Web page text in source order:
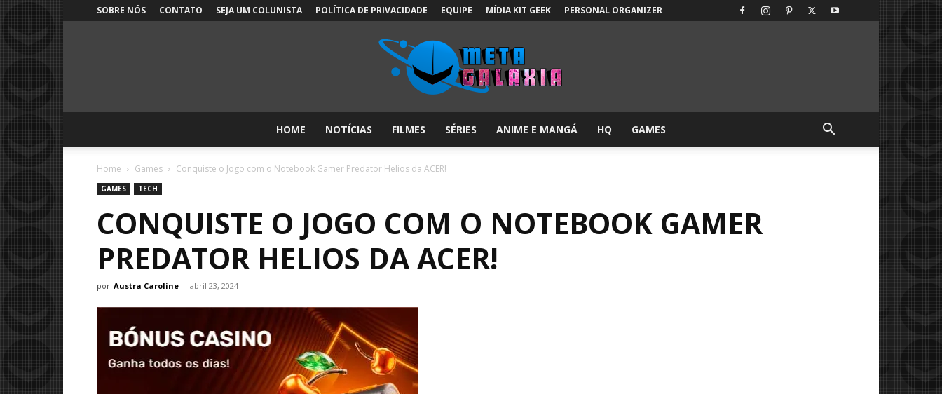
SOBRE NÓS CONTATO SEJA UM COLUNISTA POLÍTICA DE PRIVACIDADE EQUIPE MÍDIA KIT GEEK PERSONAL ORGANIZER
Galáxia:
HOME NOTÍCIAS FILMES SÉRIES ANIME E MANGÁ HQ GAMES
Home Games Conquiste o Jogo com o Notebook Gamer Predator Helios da ACER!
GAMES TECH
CONQUISTE O JOGO COM O NOTEBOOK GAMER
PREDATOR HELIOS DA ACER!
por Austra Caroline - abril 23, 2024